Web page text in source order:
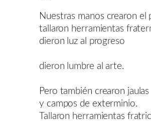
Nuestras manos crearon el
tallaron herramientas
dieron luz al progreso
dieron lumbre al arte.
Pero también crearon jaulas
y campos de exterminio.
Tallaron herramientas